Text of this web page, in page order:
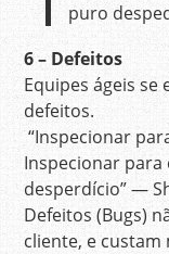
puro
6 – Defeitos
Equipes ágeis
defeitos.
“Inspecionar
Inspecionar
desperdício” —
Defeitos (Bugs)
cliente, e